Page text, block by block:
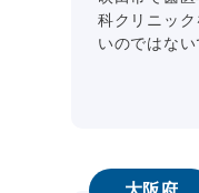
科クリニッ
いのではな